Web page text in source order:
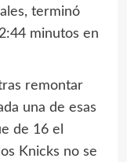
terminó
minutos en
remontar
una de esas
de 16 el
Knicks no se